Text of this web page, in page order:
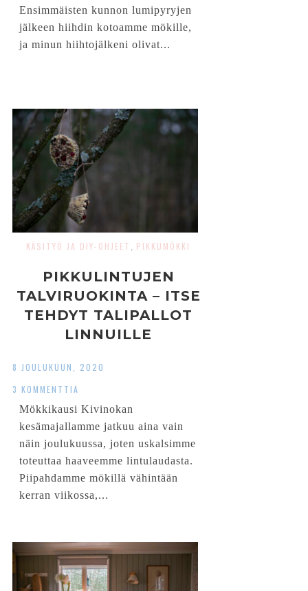
Ensimmäisten kunnon lumipyryjen
jälkeen hiihdin kotoamme mökille,
ja minun hiihtojälkeni olivat...
KÄSITYÖ JA DIY-OHJEET PIKKUMÖKKI
PIKKULINTUJEN
TALVIRUOKINTA – ITSE
TEHDYT TALIPALLOT
LINNUILLE
8 JOULUKUUN, 2020
3 KOMMENTTIA
Mökkikausi Kivinokan
kesämajallamme jatkuu aina vain
näin joulukuussa, joten uskalsimme
toteuttaa haaveemme lintulaudasta.
Piipahdamme mökillä vähintään
kerran viikossa,...